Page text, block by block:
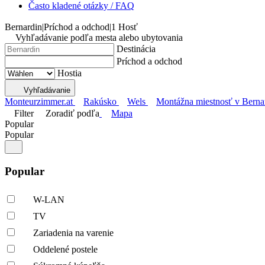
Často kladené otázky / FAQ
Bernardin|Príchod a odchod|1 Hosť
Vyhľadávanie podľa mesta alebo ubytovania
Destinácia
Príchod a odchod
Hostia
Vyhľadávanie
Monteurzimmer.at Rakúsko Wels
Montážna miestnosť v
Filter
Zoradiť podľa
Mapa
Popular
Popular
Popular
W-LAN
TV
Zariadenia na varenie
Oddelené postele